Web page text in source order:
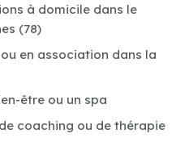
à domicile dans le
(78)
en association dans la
être ou un spa
coaching ou de thérapie